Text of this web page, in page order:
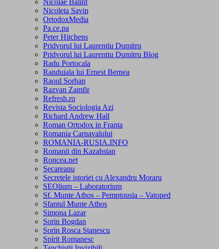
Nicolae Balint
Nicoleta Savin
OrtodoxMedia
Pa.ce.pa
Peter Hitchens
Pridvorul lui Laurentiu Dumitru
Pridvorul lui Laurentiu Dumitru Blog
Radu Portocala
Randuiala lui Ernest Bernea
Raoul Sorban
Razvan Zamfir
Refresh.ro
Revista Sociologia Azi
Richard Andrew Hall
Roman Ortodox in Franta
Romania Carnavalului
ROMANIA-RUSIA.INFO
Romanii din Kazahstan
Roncea.net
Secareanu
Secretele istoriei cu Alexandru Moraru
SEOlium – Laboratorium
Sf. Munte Athos – Pemptousia – Vatoped
Sfantul Munte Athos
Simona Lazar
Sorin Bogdan
Sorin Rosca Stanescu
Spirit Romanesc